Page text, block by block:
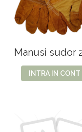
Manusi sudor
INTRA IN CONT